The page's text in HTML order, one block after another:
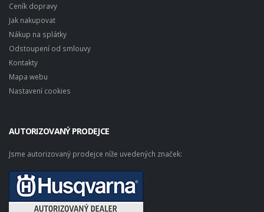
Ceník dopravy
Jak nakupovat
Nákup na splátky
Odstoupení od smlouvy
Kontakty
Mapa webu
Nastavení cookies
AUTORIZOVANÝ PRODEJCE
Jsme autorizovaný prodejce níže uvedených značek: